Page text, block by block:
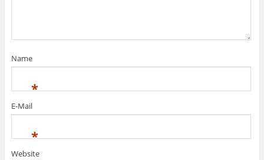
Name
*
E-Mail
*
Website